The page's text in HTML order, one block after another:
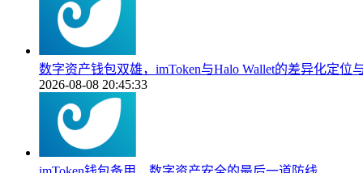
数字资产钱包双雄，imToken与Halo Wallet的差异化定位
2026-08-08 20:45:33